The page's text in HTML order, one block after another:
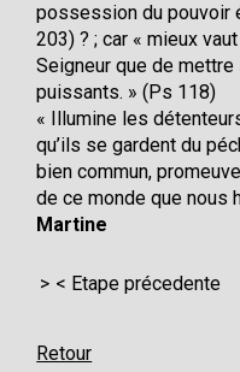
possession du pouvoir
203) ? ; car « mieux
Seigneur que de
puissants. » (Ps 118)
« Illumine les
qu’ils se gardent du
bien commun,
de ce monde que nous
Martine
< Etape précedente
Retour